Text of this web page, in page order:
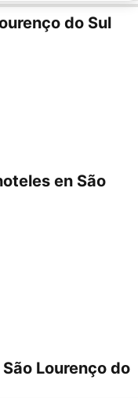
do Sul
en São
Lourenço do